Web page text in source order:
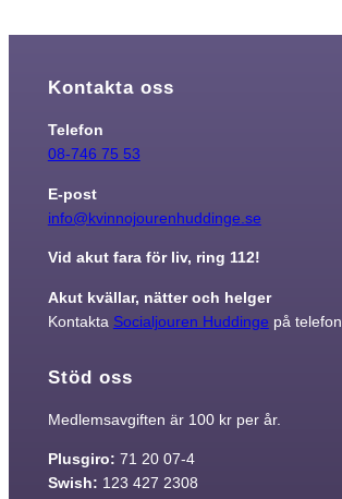
Kontakta oss
Telefon
08-746 75 53
E-post
info@kvinnojourenhuddinge.se
Vid akut fara för liv, ring 112!
Akut kvällar, nätter och helger
Kontakta Socialjouren Huddinge på telefon
Stöd oss
Medlemsavgiften är 100 kr per år.
Plusgiro: 71 20 07-4
Swish: 123 427 2308
från
hemsidan.
Marknadsföring
Genom att dela
med dig av dina
intressen och ditt
surfar ökar du
personligt
anpassat innehåll
och erbjudanden.